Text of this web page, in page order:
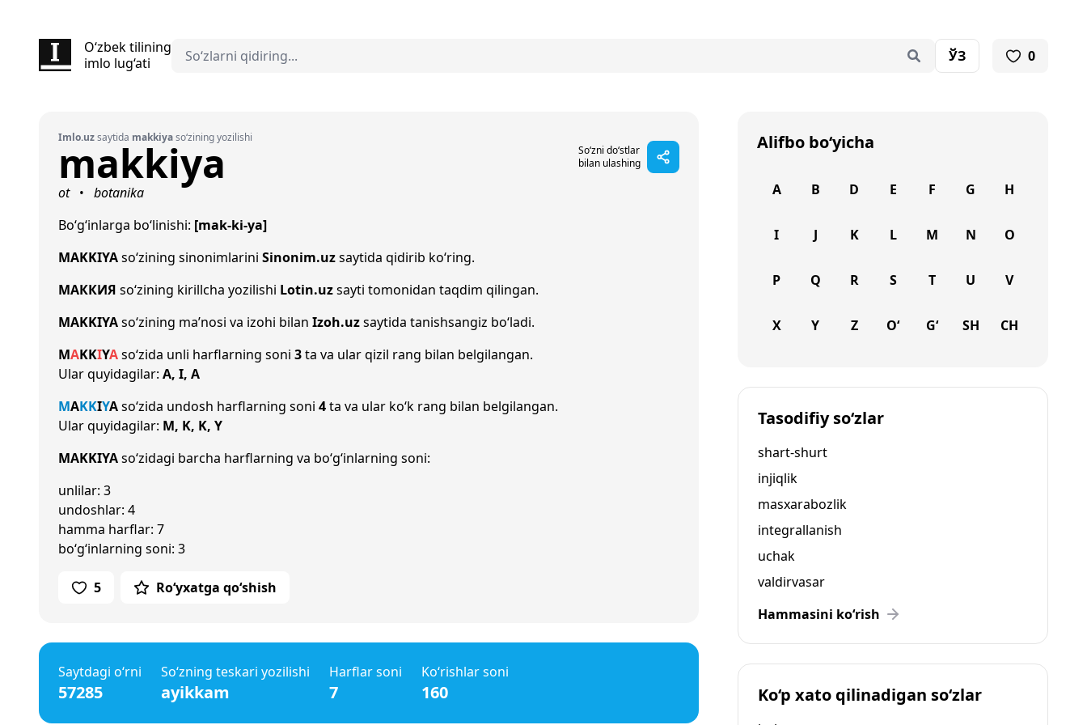
O‘zbek tilining
imlo lug‘ati
ЎЗ 0
Imlo.uzsaytida makkiyaso‘zining yozilishi
makkiya
So‘zni do‘stlar
bilan ulashing
ot •
botanika
Bo‘g‘inlarga bo‘linishi: [mak-ki-ya]
MAKKIYAso‘zining sinonimlarini Sinonim.uzsaytida qidirib ko‘ring.
МАККИЯ so‘zining kirillcha yozilishi Lotin.uzsayti tomonidan taqdim qilingan.
MAKKIYAso‘zining ma’nosi va izohi bilan Izoh.uzsaytida tanishsangiz bo‘ladi.
MAKKIYAso‘zida unli harflarning soni 3ta va ular qizil rang bilan belgilangan.
Ular quyidagilar: A, I, A
MAKKIYAso‘zida undosh harflarning soni 4ta va ular ko‘k rang bilan belgilangan.
Ular quyidagilar: M, K, K, Y
MAKKIYAso‘zidagi barcha harflarning va bo‘g‘inlarning soni:
unlilar: 3
undoshlar: 4
hamma harflar: 7
bo‘g‘inlarning soni: 3
5 Ro‘yxatga qo‘shish
Saytdagi o‘rni
57285
So‘zning teskari yozilishi
ayikkam
Harflar soni
7
Ko‘rishlar soni
160
Alifbo bo‘yicha
A B D E F G H
I J K L M N O
P Q R S T U V
X Y Z O‘ G‘ SH CH
Tasodifiy so‘zlar
shart-shurt
injiqlik
masxarabozlik
integrallanish
uchak
valdirvasar
Hammasini ko‘rish
Ko‘p xato qilinadigan so‘zlar